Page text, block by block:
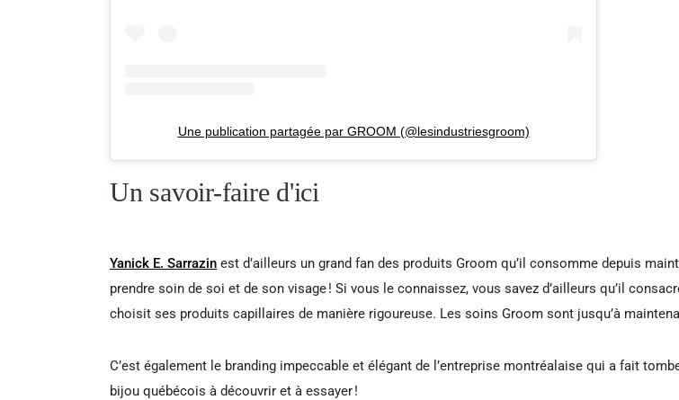
Une publication partagée par GROOM (@lesindustriesgroom)
Un savoir-faire d'ici
Yanick E. Sarrazin est d’ailleurs un grand fan des produits Groom qu’il consomme depuis
prendre soin de soi et de son visage ! Si vous le connaissez, vous savez d’ailleurs qu’il
choisit ses produits capillaires de manière rigoureuse. Les soins Groom sont jusqu’à
C’est également le branding impeccable et élégant de l’entreprise montréalaise qui a fait
bijou québécois à découvrir et à essayer !